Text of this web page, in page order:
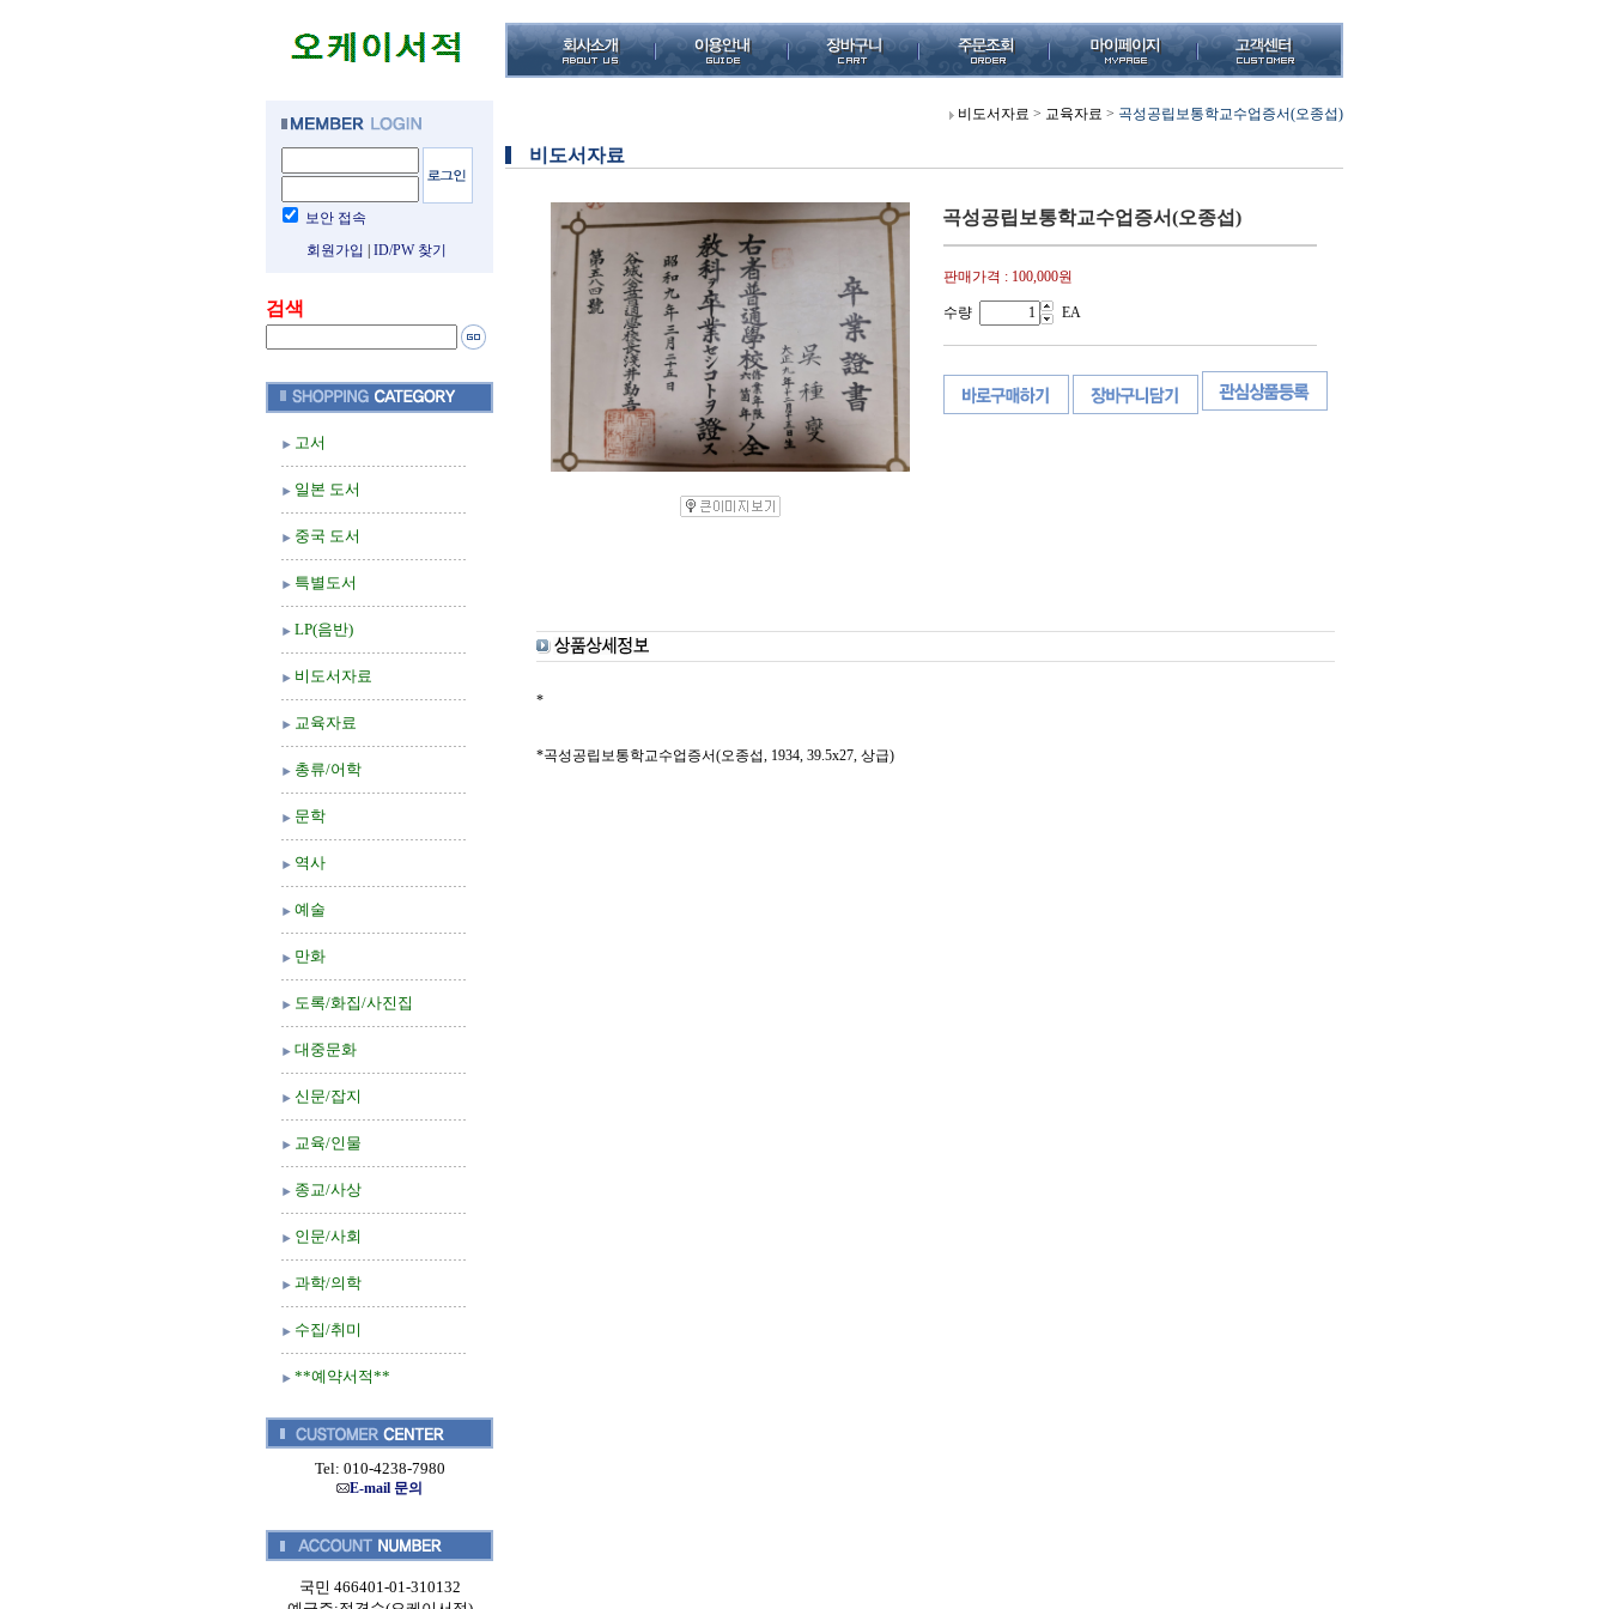
보안 접속
회원가입
ID/PW 찾기
검색
고서
일본 도서
중국 도서
특별도서
LP(음반)
비도서자료
교육자료
총류/어학
문학
역사
예술
만화
도록/화집/사진집
대중문화
신문/잡지
교육/인물
종교/사상
인문/사회
과학/의학
수집/취미
**예약서적**
Tel: 010-4238-7980
E-mail 문의
국민 466401-01-310132
비도서자료 > 교육자료 > 곡성공립보통학교수업증서(오종섭)
비도서자료
곡성공립보통학교수업증서(오종섭)
판매가격 : 100,000원
수량 EA
*
*곡성공립보통학교수업증서(오종섭, 1934, 39.5x27, 상급)